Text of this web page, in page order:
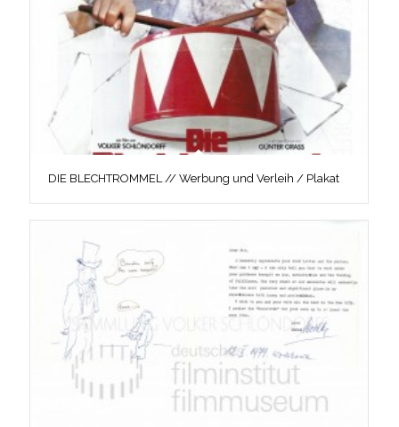
DIE BLECHTROMMEL // Werbung und Verleih / Plakat